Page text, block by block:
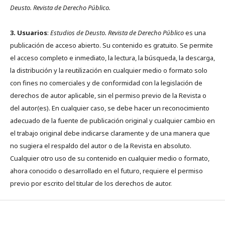
Deusto. Revista de Derecho Público.
3. Usuarios: Estudios de Deusto. Revista de Derecho Públicoes una
publicación de acceso abierto. Su contenido es gratuito. Se permite
el acceso completo e inmediato, la lectura, la búsqueda, la descarga,
la distribución y la reutilización en cualquier medio o formato solo
con fines no comerciales y de conformidad con la legislación de
derechos de autor aplicable, sin el permiso previo de la Revista o
del autor(es). En cualquier caso, se debe hacer un reconocimiento
adecuado de la fuente de publicación original y cualquier cambio en
el trabajo original debe indicarse claramente y de una manera que
no sugiera el respaldo del autor o de la Revista en absoluto.
Cualquier otro uso de su contenido en cualquier medio o formato,
ahora conocido o desarrollado en el futuro, requiere el permiso
previo por escrito del titular de los derechos de autor.